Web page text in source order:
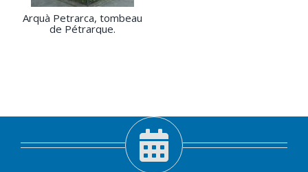
Arquà Petrarca, tombeau
de Pétrarque.